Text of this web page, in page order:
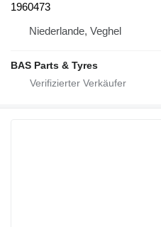
1960473
Niederlande, Veghel
BAS Parts & Tyres